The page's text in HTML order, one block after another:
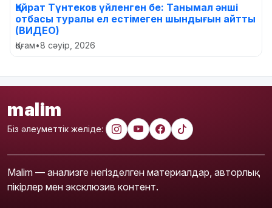
Қайрат Түнтеков үйленген бе: Танымал әнші
отбасы туралы ел естімеген шындығын айтты
(ВИДЕО)
Қоғам•8 сәуір, 2026
malim
Біз әлеуметтік желіде:
Malim — анализге негізделген материалдар, авторлық
пікірлер мен эксклюзив контент.